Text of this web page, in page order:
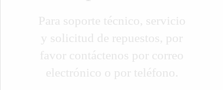
Para soporte técnico, servicio
y solicitud de repuestos, por
favor contáctenos por correo
electrónico o por teléfono.